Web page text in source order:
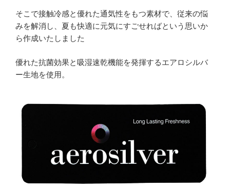
そこで接触冷感と優れた通気性をもつ素材で、従来の悩
みを解消し、夏も快適に元気にすごせればという思いか
ら作成いたしました
優れた抗菌効果と吸湿速乾機能を発揮するエアロシルバ
ー生地を使用。